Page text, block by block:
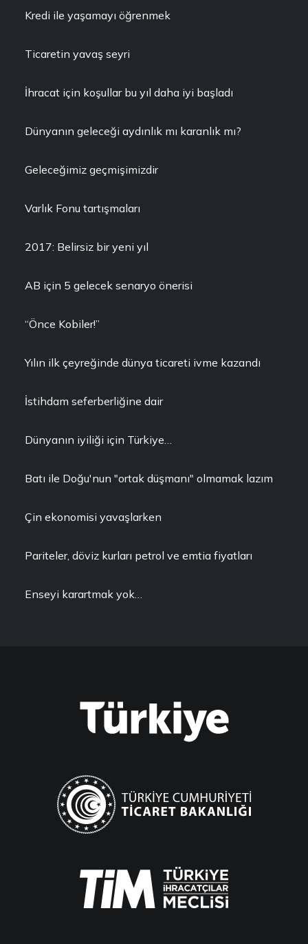
Kredi ile yaşamayı öğrenmek
Ticaretin yavaş seyri
İhracat için koşullar bu yıl daha iyi başladı
Dünyanın geleceği aydınlık mı karanlık mı?
Geleceğimiz geçmişimizdir
Varlık Fonu tartışmaları
2017: Belirsiz bir yeni yıl
AB için 5 gelecek senaryo önerisi
“Önce Kobiler!”
Yılın ilk çeyreğinde dünya ticareti ivme kazandı
İstihdam seferberliğine dair
Dünyanın iyiliği için Türkiye…
Batı ile Doğu'nun "ortak düşmanı" olmamak lazım
Çin ekonomisi yavaşlarken
Pariteler, döviz kurları petrol ve emtia fiyatları
Enseyi karartmak yok…